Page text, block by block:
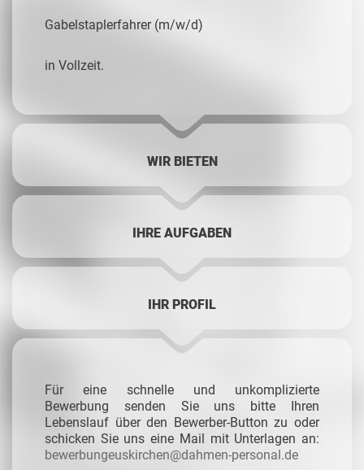
Gabelstaplerfahrer (m/w/d)
in Vollzeit.
WIR BIETEN
IHRE AUFGABEN
IHR PROFIL
Für eine schnelle und unkomplizierte
Bewerbung senden Sie uns bitte Ihren
Lebenslauf über den Bewerber-Button zu oder
schicken Sie uns eine Mail mit Unterlagen an:
bewerbungeuskirchen@dahmen-personal.de